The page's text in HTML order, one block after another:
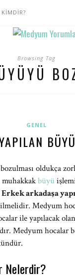
Browsing Tag
GENEL
oldukça
büyü
Erkek arkadaşa
Medyum
ile yapılacak
Medyum
Nelerdir?